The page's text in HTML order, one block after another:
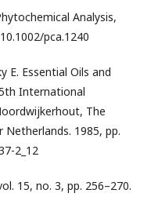
Analysis,
pca.1240
E. Essential Oils and
International
The
Netherlands. 1985, pp.
2_12
15, no. 3, pp. 256–270.